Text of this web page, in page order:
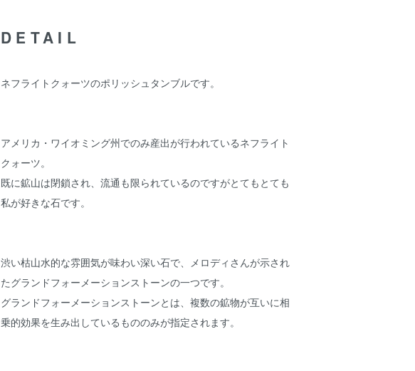
DETAIL
ネフライトクォーツのポリッシュタンブルです。
アメリカ・ワイオミング州でのみ産出が行われているネフライト
クォーツ。
既に鉱山は閉鎖され、流通も限られているのですがとてもとても
私が好きな石です。
渋い枯山水的な雰囲気が味わい深い石で、メロディさんが示され
たグランドフォーメーションストーンの一つです。
グランドフォーメーションストーンとは、複数の鉱物が互いに相
乗的効果を生み出しているもののみが指定されます。